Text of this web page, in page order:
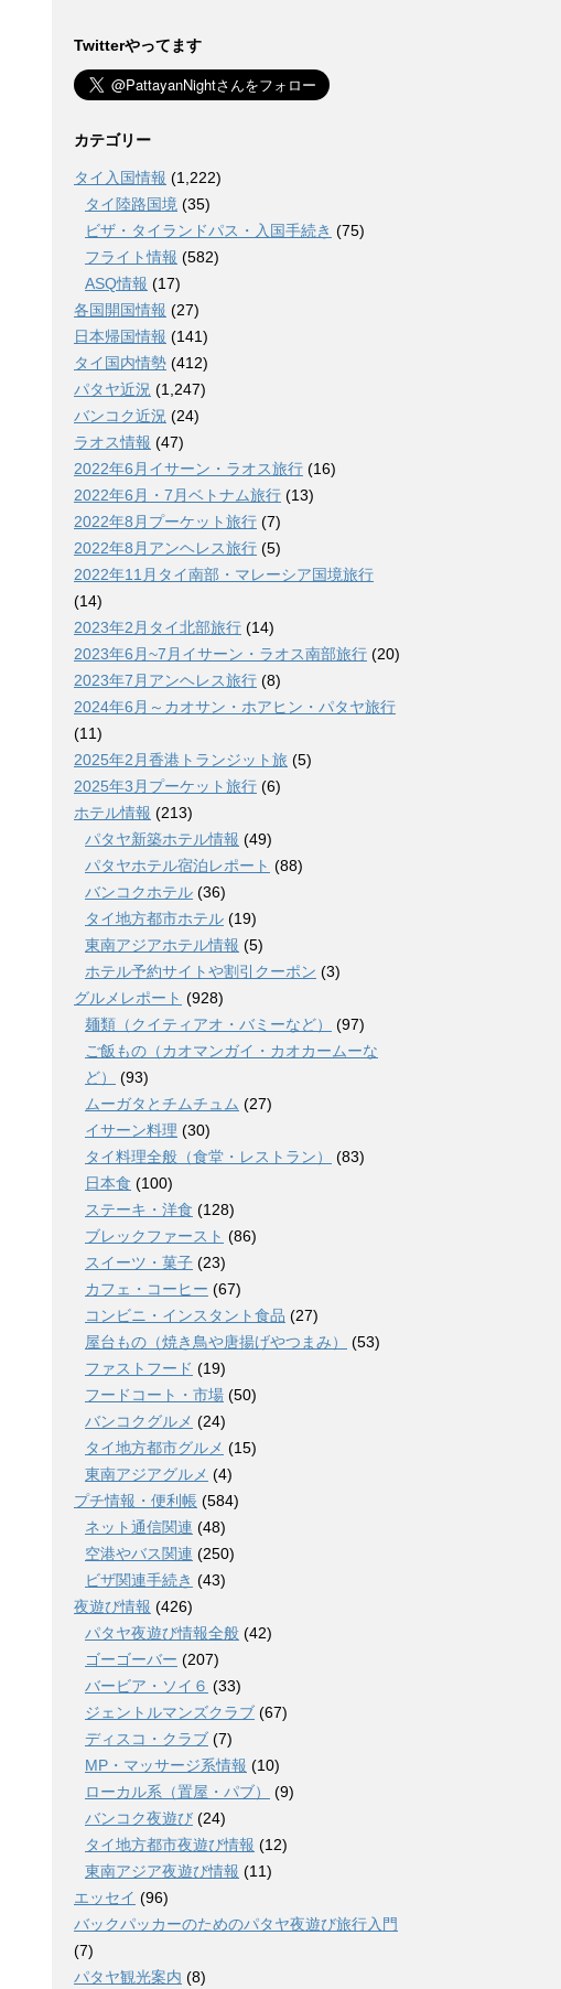
Twitterやってます
カテゴリー
タイ入国情報 (1,222)
タイ陸路国境 (35)
ビザ・タイランドパス・入国手続き (75)
フライト情報 (582)
ASQ情報 (17)
各国開国情報 (27)
日本帰国情報 (141)
タイ国内情勢 (412)
パタヤ近況 (1,247)
バンコク近況 (24)
ラオス情報 (47)
2022年6月イサーン・ラオス旅行 (16)
2022年6月・7月ベトナム旅行 (13)
2022年8月プーケット旅行 (7)
2022年8月アンヘレス旅行 (5)
2022年11月タイ南部・マレーシア国境旅行
(14)
2023年2月タイ北部旅行 (14)
2023年6月~7月イサーン・ラオス南部旅行 (20)
2023年7月アンヘレス旅行 (8)
2024年6月～カオサン・ホアヒン・パタヤ旅行
(11)
2025年2月香港トランジット旅 (5)
2025年3月プーケット旅行 (6)
ホテル情報 (213)
パタヤ新築ホテル情報 (49)
パタヤホテル宿泊レポート (88)
バンコクホテル (36)
タイ地方都市ホテル (19)
東南アジアホテル情報 (5)
ホテル予約サイトや割引クーポン (3)
グルメレポート (928)
麺類（クイティアオ・バミーなど）
(97)
ご飯もの（カオマンガイ・カオカームーな
ど）
(93)
ムーガタとチムチュム (27)
イサーン料理 (30)
タイ料理全般（食堂・レストラン）
(83)
日本食 (100)
ステーキ・洋食 (128)
ブレックファースト (86)
スイーツ・菓子 (23)
カフェ・コーヒー (67)
コンビニ・インスタント食品 (27)
屋台もの（焼き鳥や唐揚げやつまみ）
(53)
ファストフード (19)
フードコート・市場 (50)
バンコクグルメ (24)
タイ地方都市グルメ (15)
東南アジアグルメ (4)
プチ情報・便利帳 (584)
ネット通信関連 (48)
空港やバス関連 (250)
ビザ関連手続き (43)
夜遊び情報 (426)
パタヤ夜遊び情報全般 (42)
ゴーゴーバー (207)
バービア・ソイ６ (33)
ジェントルマンズクラブ (67)
ディスコ・クラブ (7)
MP・マッサージ系情報 (10)
ローカル系（置屋・パブ）
(9)
バンコク夜遊び (24)
タイ地方都市夜遊び情報 (12)
東南アジア夜遊び情報 (11)
エッセイ (96)
バックパッカーのためのパタヤ夜遊び旅行入門
(7)
パタヤ観光案内 (8)